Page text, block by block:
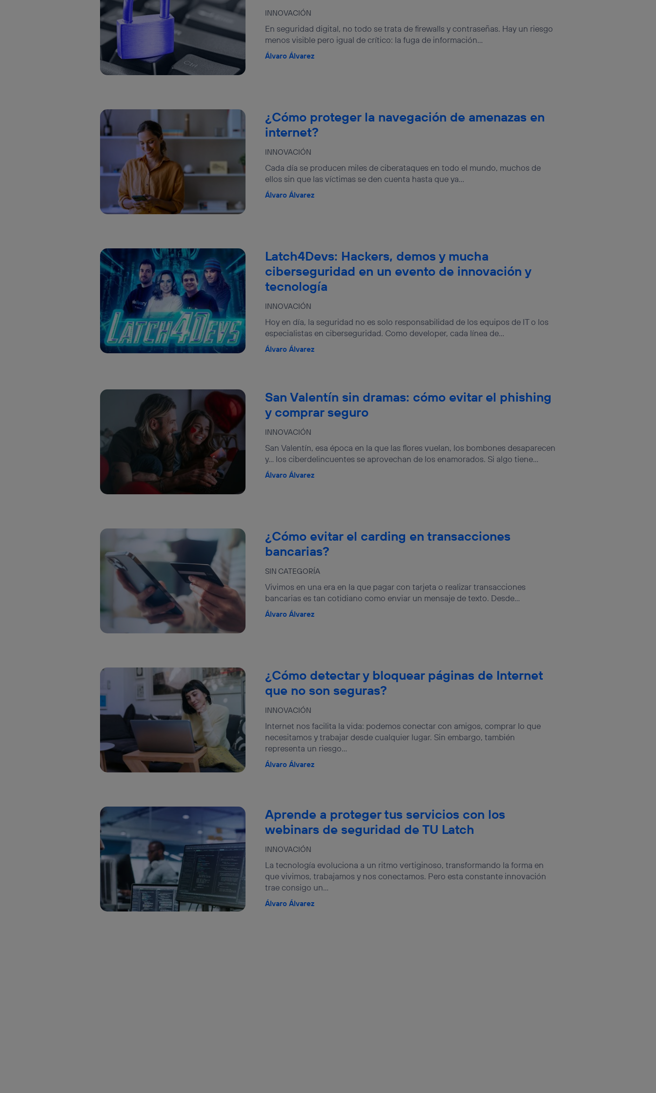
INNOVACIÓN
En seguridad digital, no todo se trata de firewalls y contraseñas. Hay un riesgo
menos visible pero igual de crítico: la fuga de información...
Álvaro Álvarez
INNOVACIÓN
¿Cómo proteger la navegación de amenazas en
internet?
Cada día se producen miles de ciberataques en todo el mundo, muchos de
ellos sin que las víctimas se den cuenta hasta que ya...
Álvaro Álvarez
INNOVACIÓN
Latch4Devs: Hackers, demos y mucha
ciberseguridad en un evento de innovación y
tecnología
Hoy en día, la seguridad no es solo responsabilidad de los equipos de IT o los
especialistas en ciberseguridad. Como developer, cada línea de...
Álvaro Álvarez
INNOVACIÓN
San Valentín sin dramas: cómo evitar el phishing
y comprar seguro
San Valentín, esa época en la que las flores vuelan, los bombones desaparecen
y… los ciberdelincuentes se aprovechan de los enamorados. Si algo tiene...
Álvaro Álvarez
SIN CATEGORÍA
¿Cómo evitar el carding en transacciones
bancarias?
Vivimos en una era en la que pagar con tarjeta o realizar transacciones
bancarias es tan cotidiano como enviar un mensaje de texto. Desde...
Álvaro Álvarez
INNOVACIÓN
¿Cómo detectar y bloquear páginas de Internet
que no son seguras?
Internet nos facilita la vida: podemos conectar con amigos, comprar lo que
necesitamos y trabajar desde cualquier lugar. Sin embargo, también
representa un riesgo...
Álvaro Álvarez
INNOVACIÓN
Aprende a proteger tus servicios con los
webinars de seguridad de TU Latch
La tecnología evoluciona a un ritmo vertiginoso, transformando la forma en
que vivimos, trabajamos y nos conectamos. Pero esta constante innovación
trae consigo un...
Álvaro Álvarez